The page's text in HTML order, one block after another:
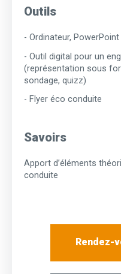
Outils
- Ordinateur,
- Outil digital pour un
(représentation sous
sondage, quizz)
- Flyer éco conduite
Savoirs
Apport d’éléments
conduite
Rendez-